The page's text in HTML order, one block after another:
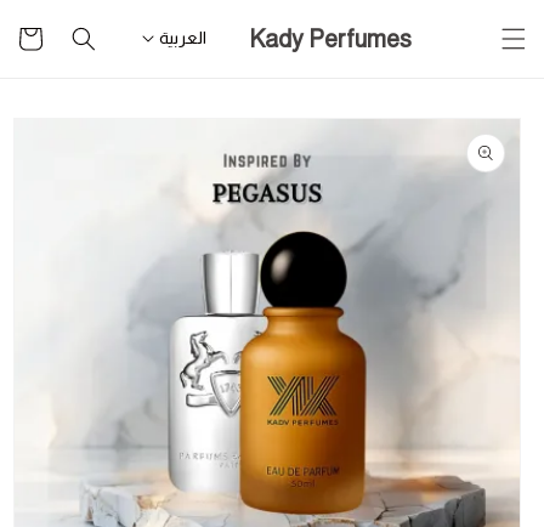
للمحتوى
Kady Perfumes العربية
التسوق
تخطى
لمعلومات
المنتج